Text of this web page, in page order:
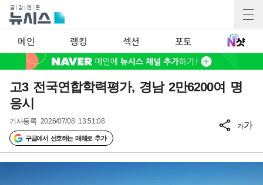
메인 랭킹 섹션 포토
고3 전국연합학력평가, 경남 2만6200여 명
응시
기사등록 2026/07/08 13:51:08
구글에서 선호하는 매체로 추가
가가